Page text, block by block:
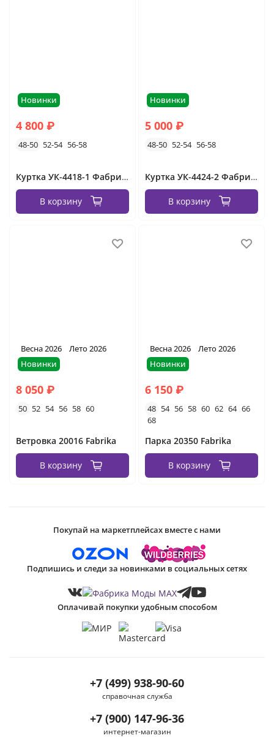
Новинки
4 800 ₽
48-50 52-54 56-58
Куртка УК-4418-1 Фабрика Моды
В корзину
Новинки
5 000 ₽
48-50 52-54 56-58
Куртка УК-4424-2 Фабрика Моды
В корзину
Весна 2026
Лето 2026
Новинки
8 050 ₽
50 52 54 56 58 60
Ветровка 20016 Fabrika
В корзину
Весна 2026
Лето 2026
Новинки
6 150 ₽
48 54 56 58 60 62 64 66
68
Парка 20350 Fabrika
В корзину
+7 (499) 938-90-60
справочная служба
+7 (900) 147-96-36
интернет-магазин
Покупай на маркетплейсах вместе с нами
Подпишись и следи за новинками в социальных сетях
Оплачивай покупки удобным способом